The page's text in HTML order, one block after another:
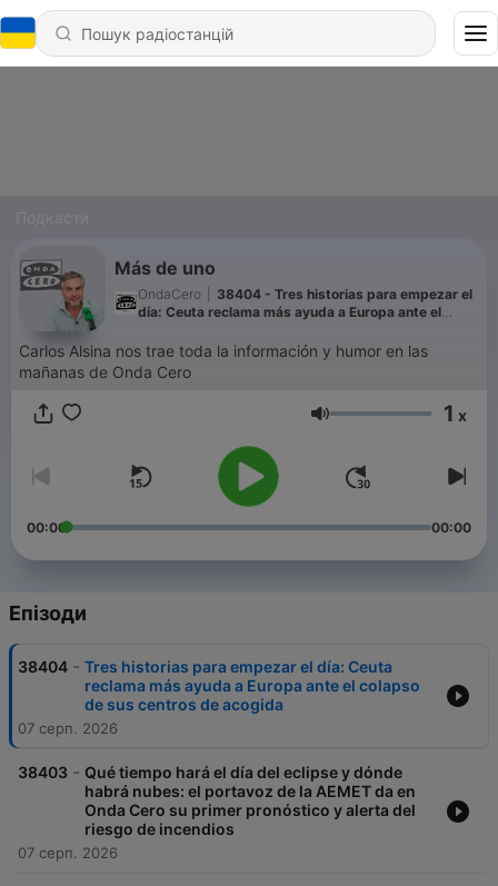
Más de uno
OndaCero
38404 - Tres historias para empezar el
día: Ceuta reclama más ayuda a Europa ante el
Carlos Alsina nos trae toda la información y humor en las
mañanas de Onda Cero
Гучність 1 x
00:00 00:00
Епізоди
38404 - Tres historias para empezar el día: Ceuta
reclama más ayuda a Europa ante el colapso
de sus centros de acogida
07 серп. 2026
38403 - Qué tiempo hará el día del eclipse y dónde
habrá nubes: el portavoz de la AEMET da en
Onda Cero su primer pronóstico y alerta del
riesgo de incendios
07 серп. 2026